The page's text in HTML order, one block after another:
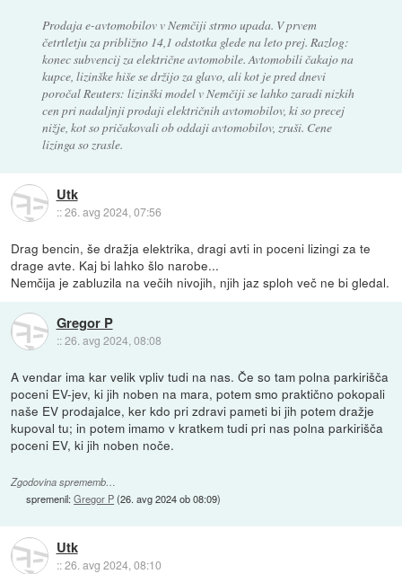
Prodaja e-avtomobilov v Nemčiji strmo upada. V prvem
četrtletju za približno 14,1 odstotka glede na leto prej. Razlog:
konec subvencij za električne avtomobile. Avtomobili čakajo na
kupce, lizinške hiše se držijo za glavo, ali kot je pred dnevi
poročal Reuters: lizinški model v Nemčiji se lahko zaradi nizkih
cen pri nadaljnji prodaji električnih avtomobilov, ki so precej
nižje, kot so pričakovali ob oddaji avtomobilov, zruši. Cene
lizinga so zrasle.
Utk
::26. avg 2024, 07:56
Drag bencin, še dražja elektrika, dragi avti in poceni lizingi za te
drage avte. Kaj bi lahko šlo narobe...
Nemčija je zabluzila na večih nivojih, njih jaz sploh več ne bi gledal.
Gregor P
::26. avg 2024, 08:08
A vendar ima kar velik vpliv tudi na nas. Če so tam polna parkirišča
poceni EV-jev, ki jih noben na mara, potem smo praktično pokopali
naše EV prodajalce, ker kdo pri zdravi pameti bi jih potem dražje
kupoval tu; in potem imamo v kratkem tudi pri nas polna parkirišča
poceni EV, ki jih noben noče.
Zgodovina sprememb…
spremenil:Gregor P(26. avg 2024 ob 08:09)
Utk
::26. avg 2024, 08:10